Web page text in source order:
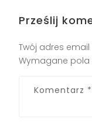
Prześlij
Twój adres
Wymagane